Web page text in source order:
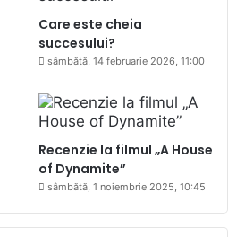
Care este cheia
succesului?
sâmbătă, 14 februarie 2026, 11:00
Recenzie la filmul „A House
of Dynamite”
sâmbătă, 1 noiembrie 2025, 10:45